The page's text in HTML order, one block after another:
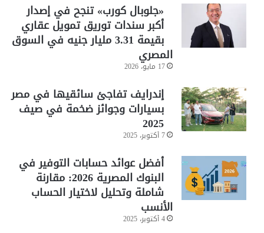
«جلوبال كورب» تنجح في إصدار
أكبر سندات توريق تمويل عقاري
بقيمة 3.31 مليار جنيه في السوق
المصري
17 مايو، 2026
إندرايف تفاجئ سائقيها في مصر
بسيارات وجوائز ضخمة في صيف
2025
7 أكتوبر، 2025
أفضل عوائد حسابات التوفير في
البنوك المصرية 2026: مقارنة
شاملة وتحليل لاختيار الحساب
الأنسب
4 أكتوبر، 2025